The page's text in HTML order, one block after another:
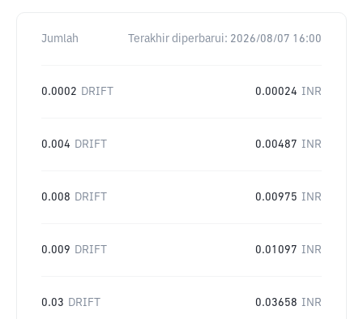
Jumlah Terakhir diperbarui: 2026/08/07 16:00
0.0002 DRIFT 0.00024 INR
0.004 DRIFT 0.00487 INR
0.008 DRIFT 0.00975 INR
0.009 DRIFT 0.01097 INR
0.03 DRIFT 0.03658 INR